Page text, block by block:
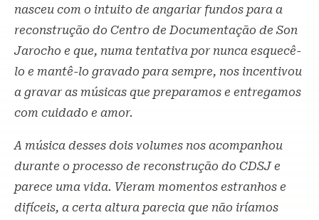
nasceu com o intuito de angariar fundos para a
reconstrução do Centro de Documentação de Son
Jarocho e que, numa tentativa por nunca esquecê-
lo e mantê-lo gravado para sempre, nos incentivou
a gravar as músicas que preparamos e entregamos
com cuidado e amor.
A música desses dois volumes nos acompanhou
durante o processo de reconstrução do CDSJ e
parece uma vida. Vieram momentos estranhos e
difíceis, a certa altura parecia que não iríamos